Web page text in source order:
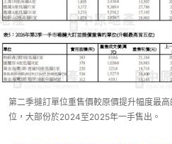
第二季撻訂單位重售價較原價提升幅度最
位，大部份於2024至2025年一手售出。